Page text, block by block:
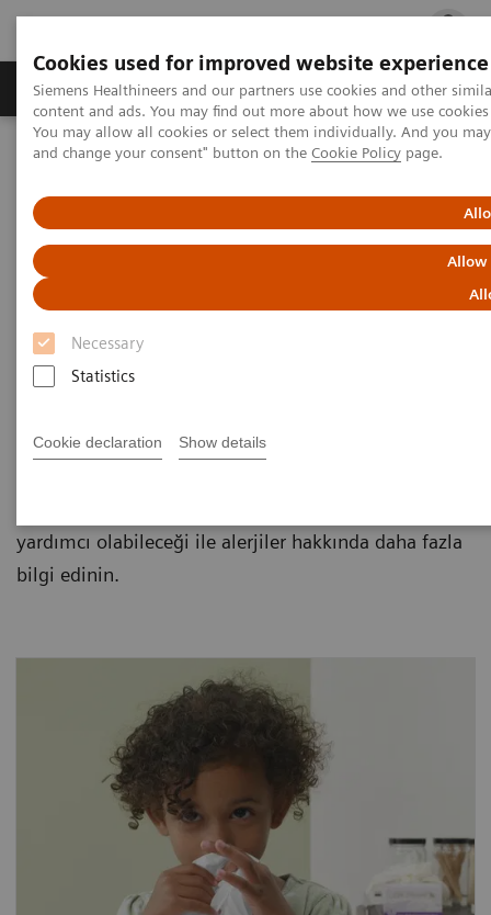
Cookies used for improved website experience
Siemens Healthineers and our partners use cookies and other
content and ads. You may find out more about how we use
You may allow all cookies or select them individually. And you
and change your consent" button on the Cookie Policy page.
Allow
Necessary
Statistics
Cookie declaration Show details
Ürün ve Hizmetler Öne Çıkanlar Sağlık
Siemens Healthineers Türkiye
Laboratuvar Diagnostiği
Alerji
3Gallergy kan testleri geleneksel alerji
testlerine basit bir alternatiftir*
kanıtlanmış uzmanlık sunar. 3Gallergy™ testi hem
yardımcı olabileceği ile alerjiler hakkında daha fazla
bilgi edinin.